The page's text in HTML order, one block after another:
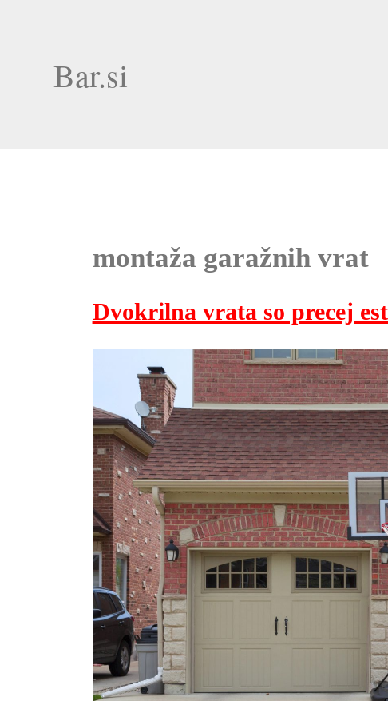
Bar.si
montaža garažnih vrat
Dvokrilna vrata so precej